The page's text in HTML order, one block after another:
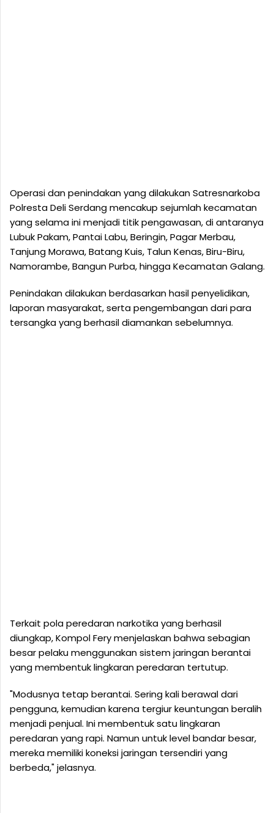
Operasi dan penindakan yang dilakukan Satresnarkoba
Polresta Deli Serdang mencakup sejumlah kecamatan
yang selama ini menjadi titik pengawasan, di antaranya
Lubuk Pakam, Pantai Labu, Beringin, Pagar Merbau,
Tanjung Morawa, Batang Kuis, Talun Kenas, Biru-Biru,
Namorambe, Bangun Purba, hingga Kecamatan Galang.
Penindakan dilakukan berdasarkan hasil penyelidikan,
laporan masyarakat, serta pengembangan dari para
tersangka yang berhasil diamankan sebelumnya.
Terkait pola peredaran narkotika yang berhasil
diungkap, Kompol Fery menjelaskan bahwa sebagian
besar pelaku menggunakan sistem jaringan berantai
yang membentuk lingkaran peredaran tertutup.
"Modusnya tetap berantai. Sering kali berawal dari
pengguna, kemudian karena tergiur keuntungan beralih
menjadi penjual. Ini membentuk satu lingkaran
peredaran yang rapi. Namun untuk level bandar besar,
mereka memiliki koneksi jaringan tersendiri yang
berbeda," jelasnya.